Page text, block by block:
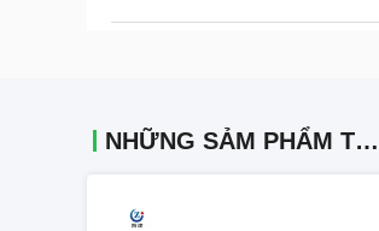
NHỮNG SẢM PHẨM TƯƠNG TỰ